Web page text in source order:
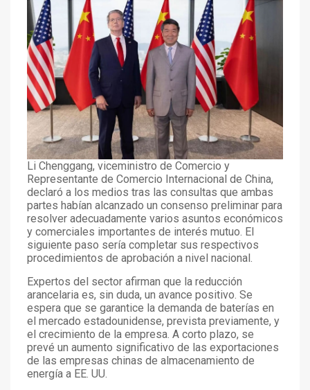
Li Chenggang, viceministro de Comercio y
Representante de Comercio Internacional de China,
declaró a los medios tras las consultas que ambas
partes habían alcanzado un consenso preliminar para
resolver adecuadamente varios asuntos económicos
y comerciales importantes de interés mutuo. El
siguiente paso sería completar sus respectivos
procedimientos de aprobación a nivel nacional.
Expertos del sector afirman que la reducción
arancelaria es, sin duda, un avance positivo. Se
espera que se garantice la demanda de baterías en
el mercado estadounidense, prevista previamente, y
el crecimiento de la empresa. A corto plazo, se
prevé un aumento significativo de las exportaciones
de las empresas chinas de almacenamiento de
energía a EE. UU.